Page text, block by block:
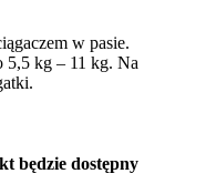
w pasie.
5,5 kg – 11 kg. Na
będzie dostępny